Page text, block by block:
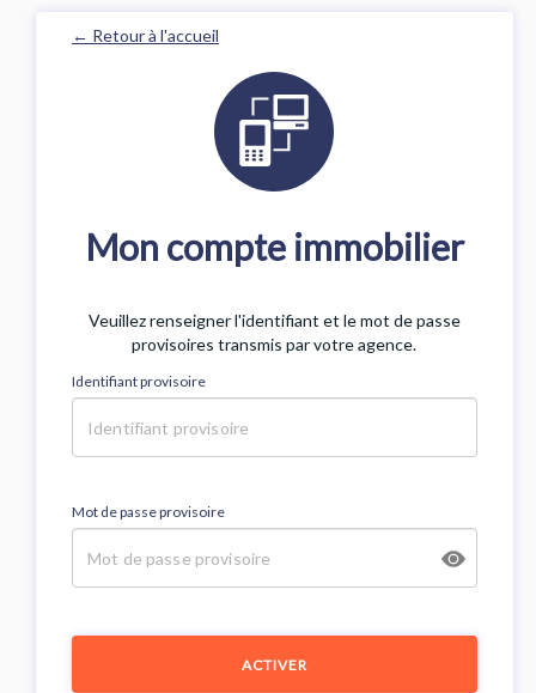
← Retour à l'accueil
Mon compte immobilier
Veuillez renseigner l'identifiant et le mot de passe
provisoires transmis par votre agence.
Identifiant provisoire
Mot de passe provisoire
ACTIVER